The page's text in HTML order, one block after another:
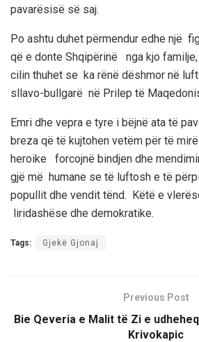
pavarësisë së saj.
Po ashtu duhet përmendur edhe një
që e donte Shqipërinë nga kjo familje,
cilin thuhet se ka rënë dëshmor në
sllavo-bullgarë në Prilep të
Emri dhe vepra e tyre i bëjnë ata të
breza që të kujtohen vetëm për të mirë.
heroike forcojnë bindjen dhe
gjë më humane se të luftosh e të
popullit dhe vendit tënd. Këtë e
liridashëse dhe demokratike.
Tags: Gjekë Gjonaj
Previous Post
Bie Qeveria e Malit të Zi e
Krivokapic